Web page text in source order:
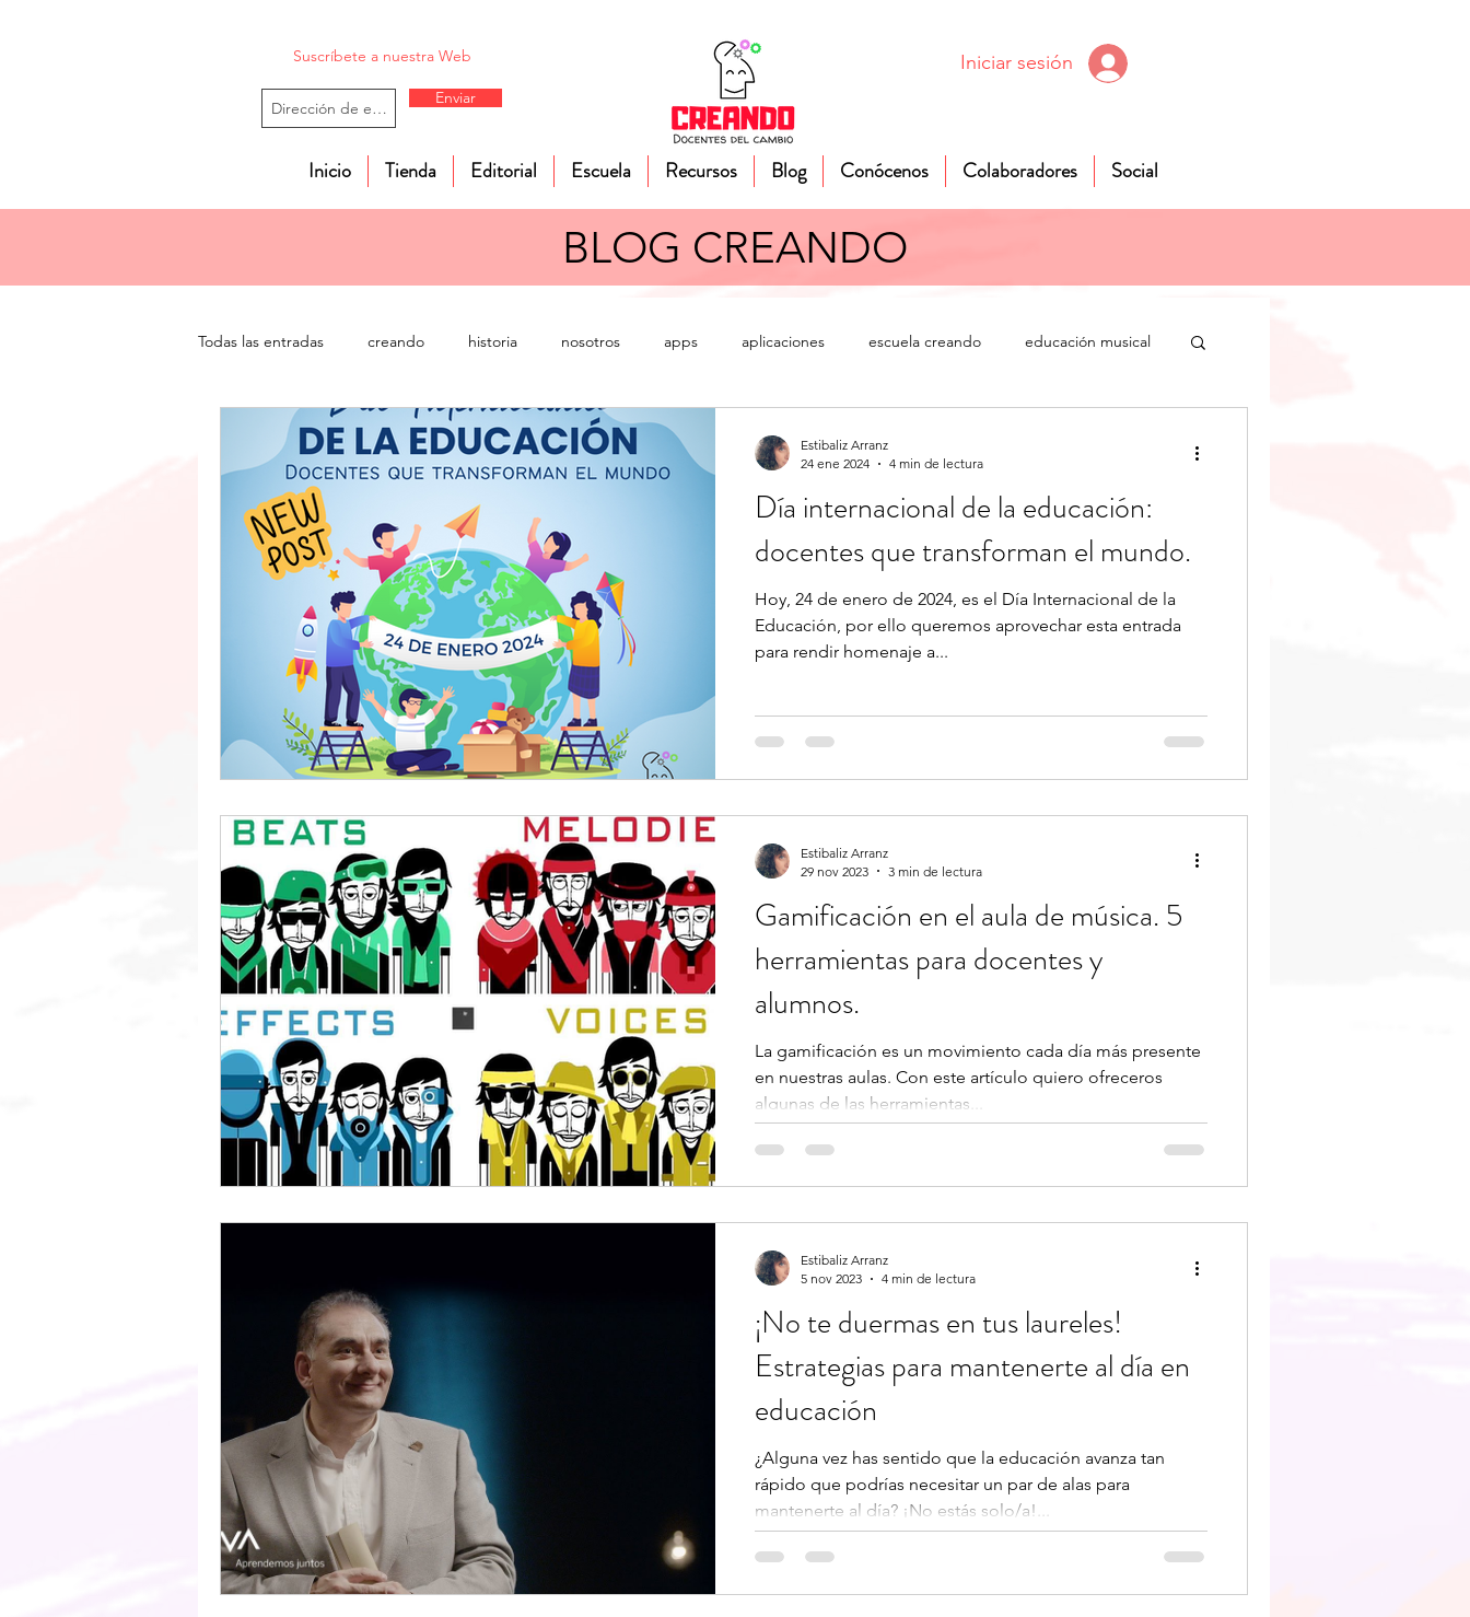
Suscríbete a nuestra Web
Enviar
Iniciar sesión
Inicio Tienda Editorial Escuela Recursos Blog Conócenos Colaboradores Social
BLOG CREANDO
Todas las entradas creando historia nosotros apps aplicaciones escuela creando educación musical
valores gestión de aula educación física Sociales
arquitectura educativa innovación Matemáticas TIC educación
Ciencias Naturales oposiciones docentes Navidad Editorial Emociones
Día internacional de la educación:
docentes que transforman el mundo.
Hoy, 24 de enero de 2024, es el Día Internacional de la
Educación, por ello queremos aprovechar esta entrada
para rendir homenaje a...
Estibaliz Arranz
24 ene 2024
4 min de lectura
Gamificación en el aula de música. 5
herramientas para docentes y
alumnos.
La gamificación es un movimiento cada día más presente
en nuestras aulas. Con este artículo quiero ofreceros
algunas de las herramientas...
Estibaliz Arranz
29 nov 2023
3 min de lectura
¡No te duermas en tus laureles!
Estrategias para mantenerte al día en
educación
¿Alguna vez has sentido que la educación avanza tan
rápido que podrías necesitar un par de alas para
mantenerte al día? ¡No estás solo/a!...
Estibaliz Arranz
5 nov 2023
4 min de lectura